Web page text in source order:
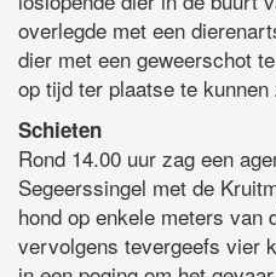
overlegde met een
dier met een geweerschot
op tijd ter plaatse te kunnen
Schieten
Rond 14.00 uur zag een
Segeerssingel met de
hond op enkele meters van
vervolgens tevergeefs vier